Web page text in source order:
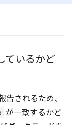
ているかど
告されるため、
が一致するかど